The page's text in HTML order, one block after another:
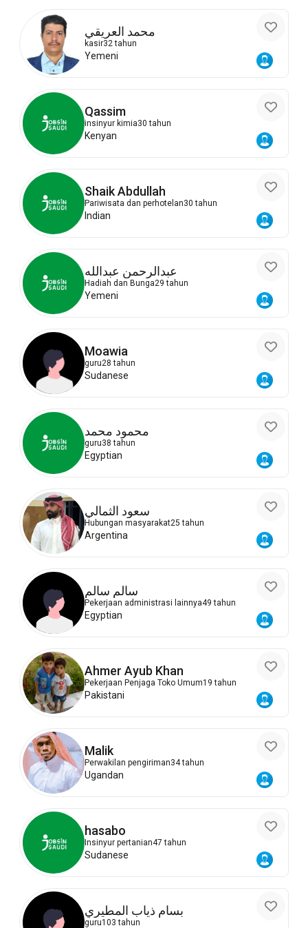
محمد العريقي
kasir32 tahun
Yemeni
Qassim
insinyur kimia30 tahun
Kenyan
Shaik Abdullah
Pariwisata dan perhotelan30 tahun
Indian
عبدالرحمن عبدالله
Hadiah dan Bunga29 tahun
Yemeni
Moawia
guru28 tahun
Sudanese
محمود محمد
guru38 tahun
Egyptian
سعود الثمالي
Hubungan masyarakat25 tahun
Argentina
سالم سالم
Pekerjaan administrasi lainnya49 tahun
Egyptian
Ahmer Ayub Khan
Pekerjaan Penjaga Toko Umum19 tahun
Pakistani
Malik
Perwakilan pengiriman34 tahun
Ugandan
hasabo
Insinyur pertanian47 tahun
Sudanese
بسام ذياب المطيري
guru103 tahun